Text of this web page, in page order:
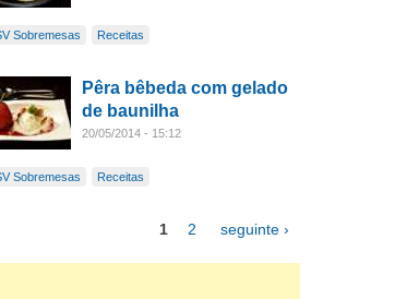
Sobremesas Receitas
Pêra bêbeda com gelado
de baunilha
20/05/2014 - 15:12
Sobremesas Receitas
1 2 seguinte ›